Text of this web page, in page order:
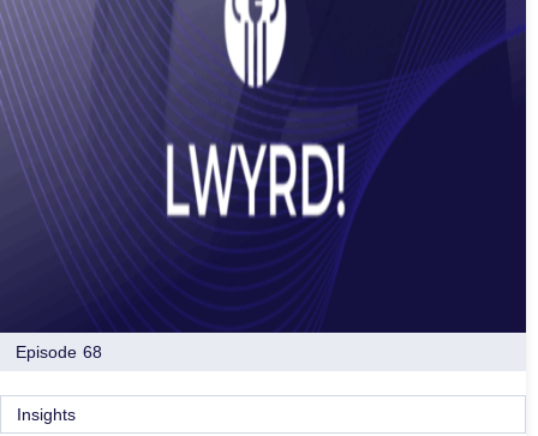
Episode 68
Insights